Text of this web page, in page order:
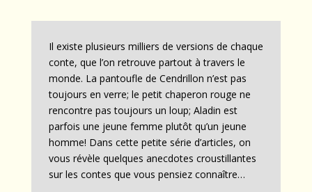
Il existe plusieurs milliers de versions de chaque
conte, que l’on retrouve partout à travers le
monde. La pantoufle de Cendrillon n’est pas
toujours en verre; le petit chaperon rouge ne
rencontre pas toujours un loup; Aladin est
parfois une jeune femme plutôt qu’un jeune
homme! Dans cette petite série d’articles, on
vous révèle quelques anecdotes croustillantes
sur les contes que vous pensiez connaître…